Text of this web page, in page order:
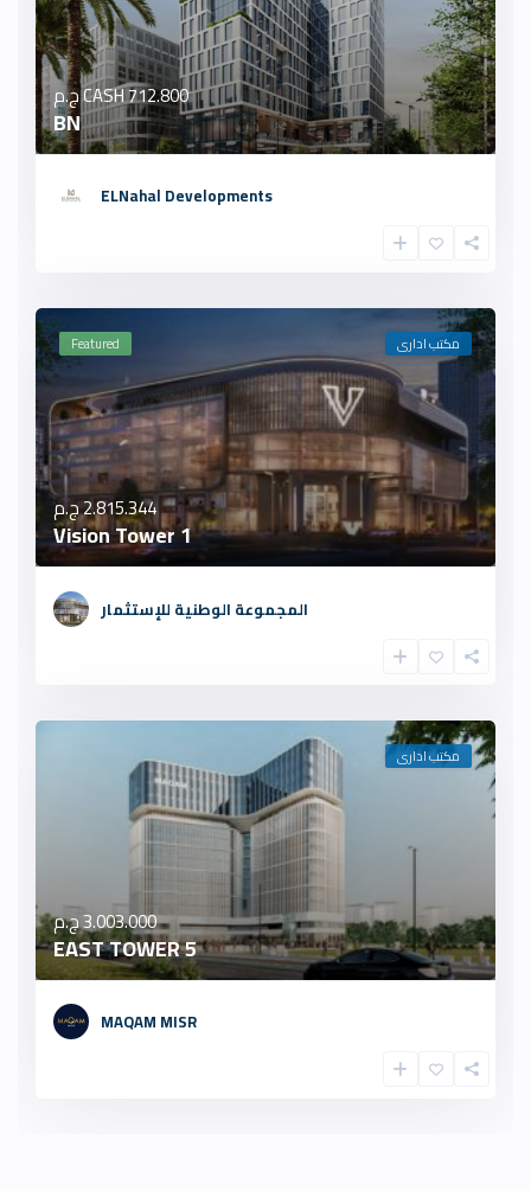
CASH712.800 ج.م
BN
ELNahal Developments
Featured مكتب ادارى
2.815.344 ج.م
Vision Tower 1
المجموعة الوطنية للإستثمار
مكتب ادارى
3.003.000 ج.م
5 EAST TOWER
MAQAM MISR